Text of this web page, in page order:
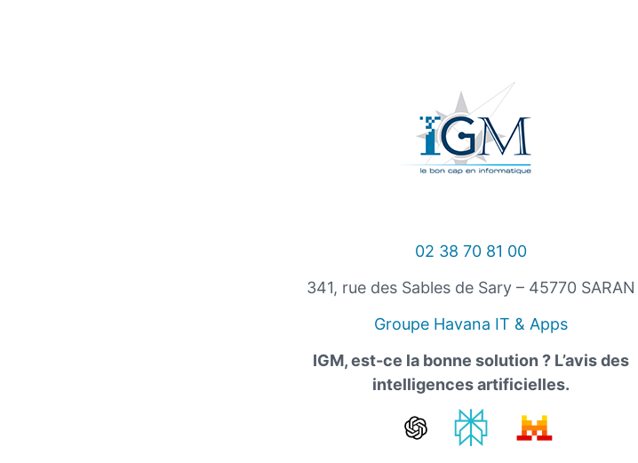
02 38 70 81 00
341, rue des Sables de Sary – 45770 SARAN
Groupe Havana IT & Apps
IGM, est-ce la bonne solution ? L’avis des
intelligences artificielles.